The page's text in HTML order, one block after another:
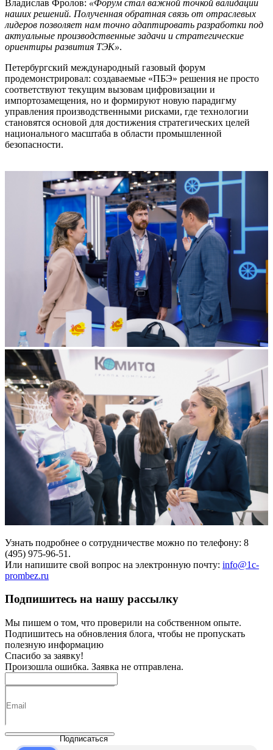
Владислав Фролов: «Форум стал важной точкой валидации
наших решений. Полученная обратная связь от отраслевых
лидеров позволяет нам точно адаптировать разработки под
актуальные производственные задачи и стратегические
ориентиры развития ТЭК».
Петербургский международный газовый форум
продемонстрировал: создаваемые «ПБЭ» решения не просто
соответствуют текущим вызовам цифровизации и
импортозамещения, но и формируют новую парадигму
управления производственными рисками, где технологии
становятся основой для достижения стратегических целей
национального масштаба в области промышленной
безопасности.
Узнать подробнее о сотрудничестве можно по телефону: 8
(495) 975-96-51.
Или напишите свой вопрос на электронную почту: info@1c-
prombez.ru
Подпишитесь на нашу рассылку
Мы пишем о том, что проверили на собственном опыте.
Подпишитесь на обновления блога, чтобы не пропускать
полезную информацию
Спасибо за заявку!
Произошла ошибка. Заявка не отправлена.
Подписаться